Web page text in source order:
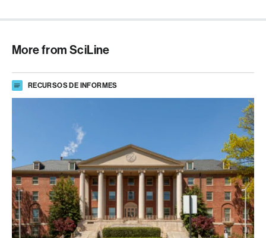
More from SciLine
RECURSOS DE INFORMES